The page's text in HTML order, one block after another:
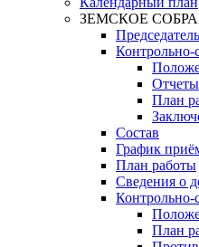
ЗЕМСКОЕ
Председатель
Контрольно-
План
Состав
График
План работы
Сведения о
Контрольно-
План